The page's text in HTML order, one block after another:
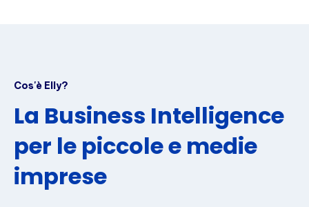
Cos'è Elly?
La Business Intelligence
per le piccole e medie
imprese